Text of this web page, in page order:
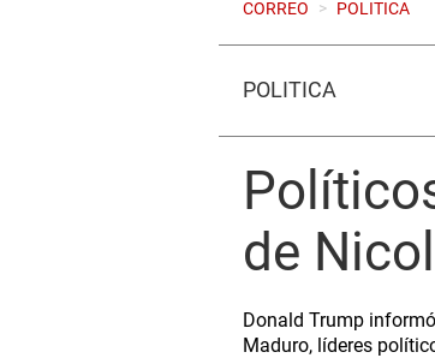
CORREO > POLITICA
POLÍTICA
de
Donald Trump
Maduro, líderes